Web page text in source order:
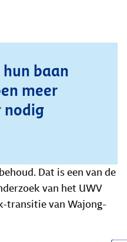
baan
meer
nodig
Dat is een van de
van het UWV
transitie van Wajong-